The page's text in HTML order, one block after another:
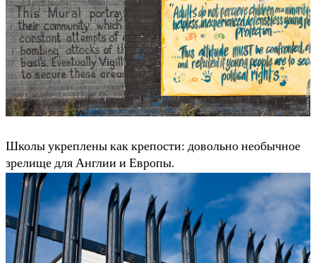
Школы укреплены как крепости: довольно необычное
зрелище для Англии и Европы.